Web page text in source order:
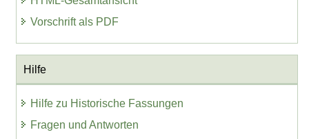
Vorschrift als PDF
Hilfe
Hilfe zu Historische Fassungen
Fragen und Antworten